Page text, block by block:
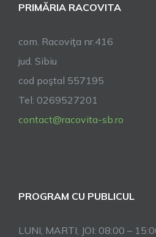
PRIMĂRIA RACOVITA
com. Racoviţa nr.416
jud. Sibiu
cod poştal 557195
Tel: 0269527201
contact@racovita-sb.ro
PROGRAM CU PUBLICUL
LUNI, MARTI, JOI: 08:00 –